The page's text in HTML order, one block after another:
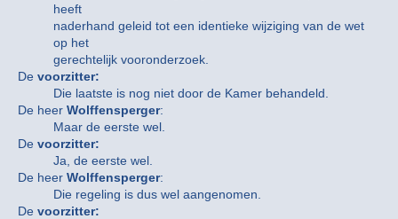
heeft
naderhand geleid tot een identieke wijziging van de wet
op het
gerechtelijk vooronderzoek.
De voorzitter:
Die laatste is nog niet door de Kamer behandeld.
De heer Wolffensperger:
Maar de eerste wel.
De voorzitter:
Ja, de eerste wel.
De heer Wolffensperger:
Die regeling is dus wel aangenomen.
De voorzitter: